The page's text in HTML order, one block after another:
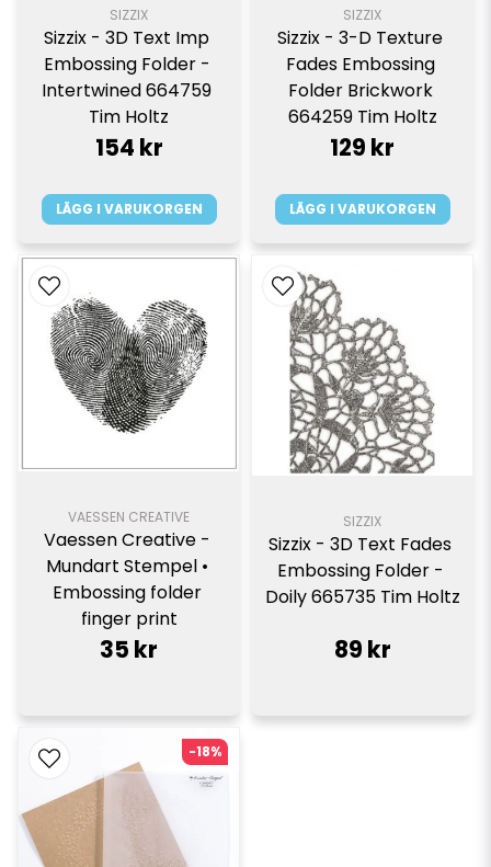
SIZZIX
Sizzix - 3D Text Imp
Embossing Folder -
Intertwined 664759
Tim Holtz
154 kr
LÄGG I VARUKORGEN
SIZZIX
Sizzix - 3-D Texture
Fades Embossing
Folder Brickwork
664259 Tim Holtz
129 kr
LÄGG I VARUKORGEN
VAESSEN CREATIVE
Vaessen Creative -
Mundart Stempel •
Embossing folder
finger print
35 kr
SIZZIX
Sizzix - 3D Text Fades
Embossing Folder -
Doily 665735 Tim Holtz
89 kr
-18%